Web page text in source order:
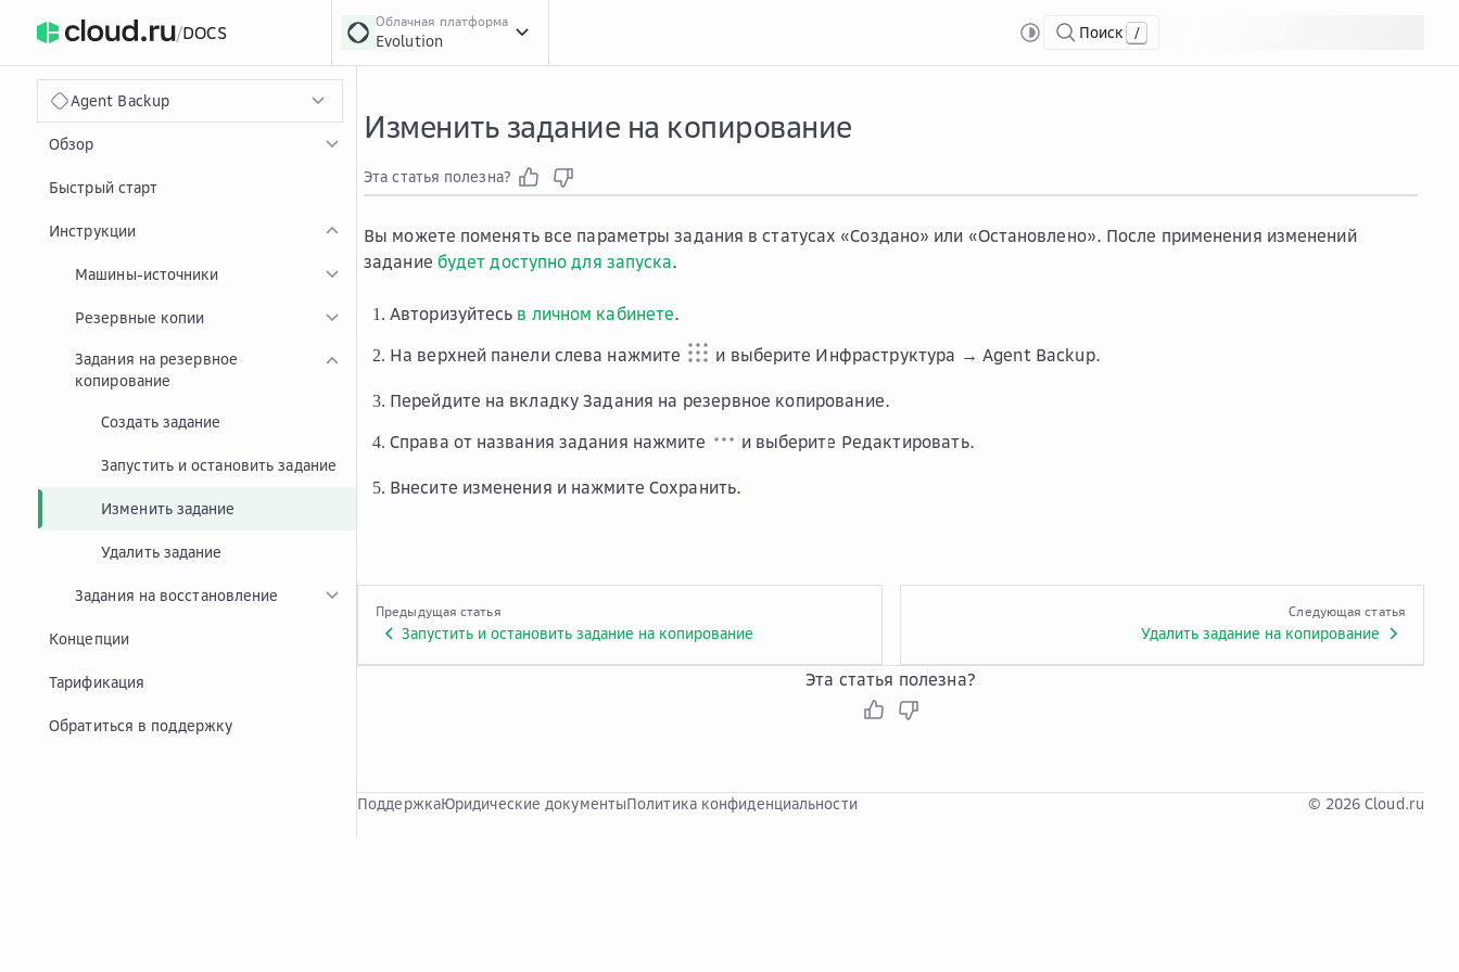
/DOCS
Облачная платформа
Evolution Поиск /
Agent Backup
Обзор
Быстрый старт
Инструкции
Машины-источники
Резервные копии
Задания на резервное
копирование
Создать задание
Запустить и остановить задание
Изменить задание
Удалить задание
Задания на восстановление
Концепции
Тарификация
Обратиться в поддержку
Изменить задание на копирование
Эта статья полезна?
Вы можете поменять все параметры задания в статусах «Создано» или «Остановлено». После применения изменений
задание будет доступно для запуска.
Авторизуйтесь в личном кабинете.
На верхней панели слева нажмите
и выберите Инфраструктура → Agent Backup.
Перейдите на вкладкуЗадания на резервное копирование.
Справа от названия задания нажмите
и выберите Редактировать.
Внесите изменения и нажмите Сохранить.
Предыдущая статья
Запустить и остановить задание на копирование
Следующая статья
Удалить задание на копирование
Эта статья полезна?
ПоддержкаЮридические документыПолитика конфиденциальности © 2026 Cloud.ru